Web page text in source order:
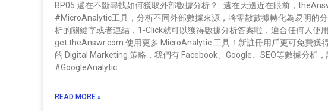
BP05 還在不斷尋找如何獲取外部數據分析？ 遠在天邊近在眼前，
#MicroAnalytic工具，分析不同外部數據來源，將零散數據轉化為易明的
析的關鍵字或者連結，1-Click就可以獲得數據分析答案啦，適合任何人
get.theAnswr.com 使用更多 MicroAnalytic 工具！新註冊用戶更可免費獲
的 Digital Marketing 策略，我們有 Facebook、Google、SEO等數據分析
#GoogleAnalytic
READ MORE »